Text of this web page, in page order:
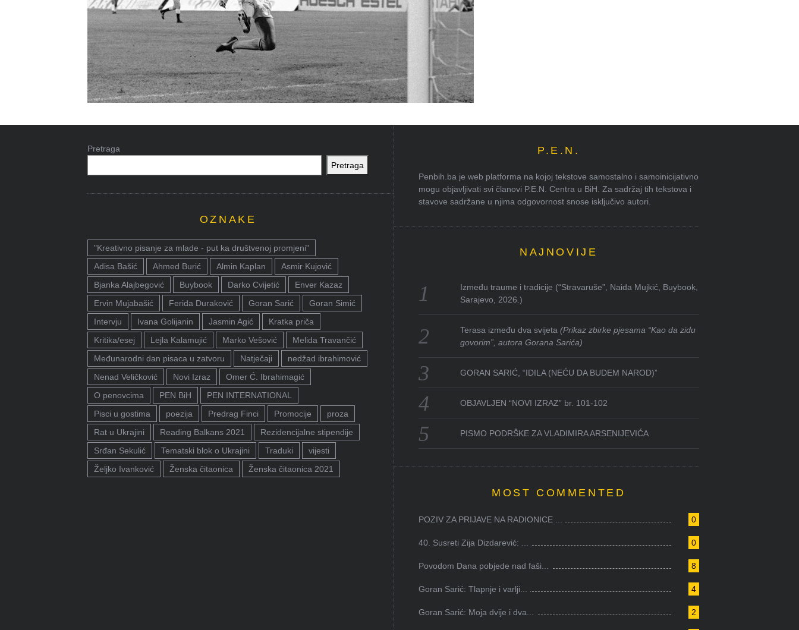
Pretraga
Pretraga
OZNAKE
"Kreativno pisanje za mlade - put ka društvenoj promjeni"
Adisa Bašić
Ahmed Burić Almin Kaplan
Asmir Kujović
Bjanka Alajbegović
Buybook Darko Cvijetić
Enver Kazaz
Ervin Mujabašić
Ferida Duraković Goran Sarić
Goran Simić
Intervju
Ivana Golijanin Jasmin Agić
Kratka priča
Kritika/esej
Lejla Kalamujić Marko Vešović
Melida Travančić
Međunarodni dan pisaca u zatvoru
Natječaji
nedžad ibrahimović
Nenad Veličković
Novi Izraz
Omer Ć. Ibrahimagić
O penovcima
PEN BiH
PEN INTERNATIONAL
Pisci u gostima
poezija Predrag Finci Promocije
proza
Rat u Ukrajini
Reading Balkans 2021
Rezidencijalne stipendije
Srđan Sekulić
Tematski blok o Ukrajini Traduki
vijesti
Željko Ivanković
Ženska čitaonica Ženska čitaonica 2021
P.E.N.
Penbih.ba je web platforma na kojoj tekstove samostalno i samoinicijativno
mogu objavljivati svi članovi P.E.N. Centra u BiH. Za sadržaj tih tekstova i
stavove sadržane u njima odgovornost snose isključivo autori.
NAJNOVIJE
Između traume i tradicije (“Stravaruše”, Naida Mujkić, Buybook,
Sarajevo, 2026.)
Terasa između dva svijeta(Prikaz zbirke pjesama “Kao da zidu
govorim”, autora Gorana Sarića)
GORAN SARIĆ, “IDILA (NEĆU DA BUDEM NAROD)”
OBJAVLJEN “NOVI IZRAZ” br. 101-102
PISMO PODRŠKE ZA VLADIMIRA ARSENIJEVIĆA
MOST COMMENTED
0
POZIV ZA PRIJAVE NA RADIONICE ...
0
40. Susreti Zija Dizdarević: ...
8
Povodom Dana pobjede nad faši...
4
Goran Sarić: Tlapnje i varlji...
2
Goran Sarić: Moja dvije i dva...